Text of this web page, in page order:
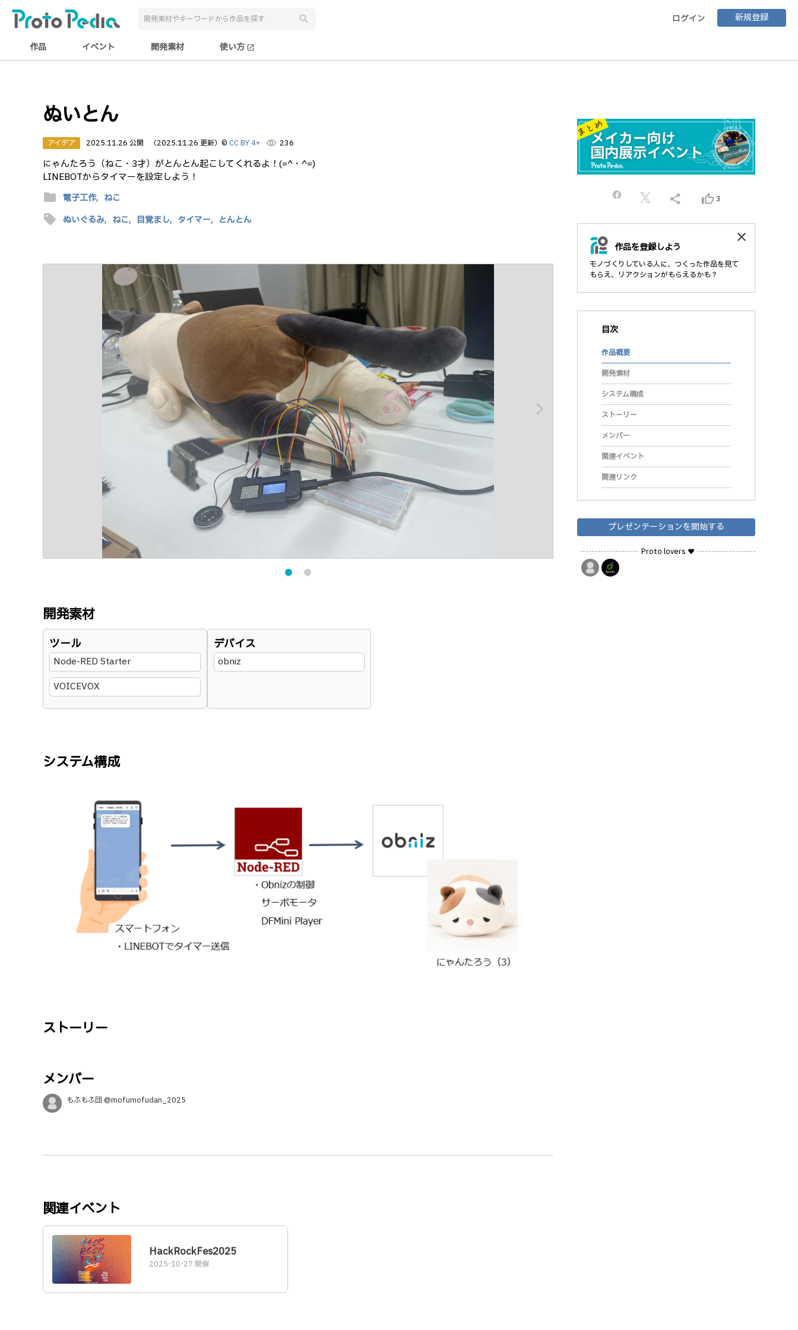
search ログイン 新規登録
作品 イベント 開発素材 使い方 open_in_new
ぬいとん
アイデア 2025.11.26 公開 （2025.11.26 更新） © CC BY 4+ visibility 236
にゃんたろう（ねこ・3才）がとんとん起こしてくれるよ！(=^・^=)
LINEBOTからタイマーを設定しよう！
folder 電子工作, ねこ
sell ぬいぐるみ, ねこ, 目覚まし, タイマー, とんとん
arrow_forward_ios
開発素材
ツール
Node-RED Starter
VOICEVOX
デバイス
obniz
システム構成
ストーリー
メンバー
もふもふ団 @mofumofudan_2025
関連イベント
HackRockFes2025
2025-10-27 開催
share thumb_up_alt 3
作品を登録しよう
モノづくりしている人に、つくった作品を見て
もらえ、リアクションがもらえるかも？
close
目次
作品概要
開発素材
システム構成
ストーリー
メンバー
関連イベント
関連リンク
プレゼンテーションを開始する
Proto lovers ♥